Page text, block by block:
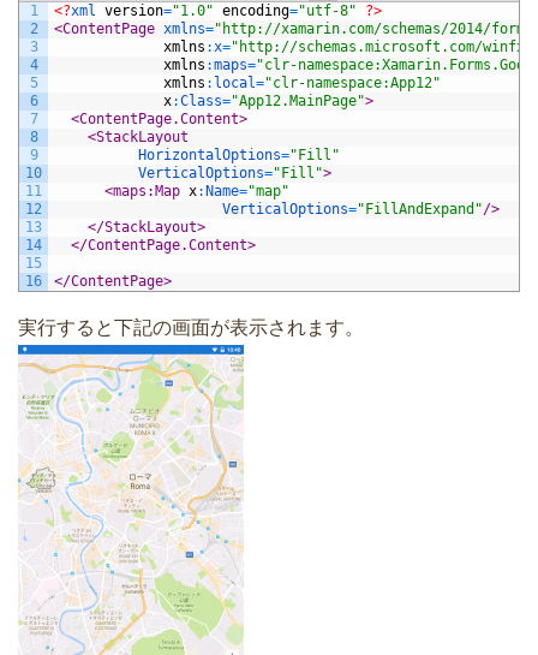
1
2
3
4
5
6
7
8
9
10
11
12
13
14
15
16
<?xml version="1.0" encoding="utf-8"
?>
<ContentPage xmlns="http://xamarin.com/schemas/2014/
xmlns :x="http://schemas.microsoft.com/winfx/
xmlns :maps="clr-
xmlns : local="clr-namespace:App12"
x:Class="App12.MainPage">
<ContentPage.Content>
<StackLayout
HorizontalOptions="Fill"
VerticalOptions="Fill">
<maps:Map x: Name="map"
VerticalOptions="FillAndExpand"/>
</StackLayout>
</ContentPage.Content>
</ContentPage>
実行すると下記の画面が表示されます。